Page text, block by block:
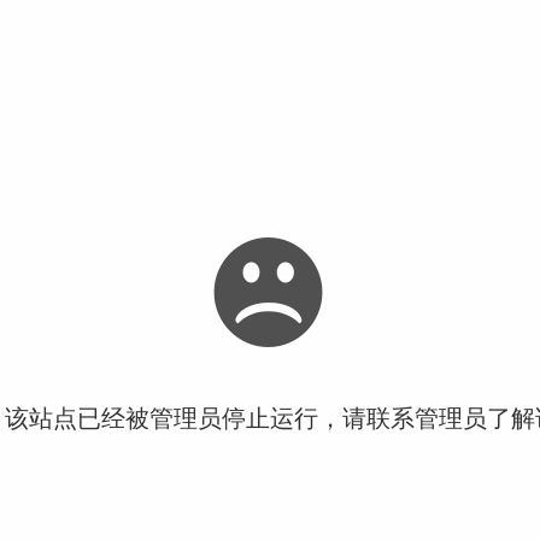
站点已经被管理员停止运行，请联系管理员了